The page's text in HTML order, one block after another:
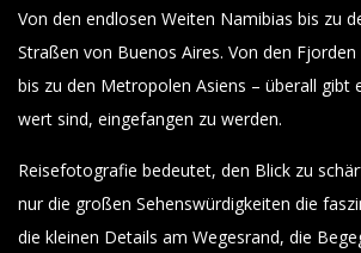
Von den endlosen Weiten Namibias bis zu
Straßen von Buenos Aires. Von den
bis zu den Metropolen Asiens – überall gibt
wert sind, eingefangen zu werden.
Reisefotografie bedeutet, den Blick zu
nur die großen Sehenswürdigkeiten die
die kleinen Details am Wegesrand, die